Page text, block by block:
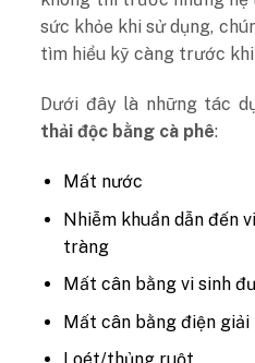
sức khỏe khi sử dụng,
tìm hiểu kỹ càng trước
Dưới đây là những tác
thải độc bằng cà phê:
Mất nước
Nhiễm khuẩn dẫn đến
tràng
Mất cân bằng vi sinh
Mất cân bằng điện giải